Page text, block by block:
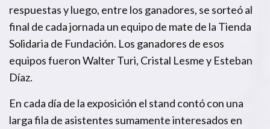
respuestas y luego, entre los ganadores, se sorteó al
final de cada jornada un equipo de mate de la Tienda
Solidaria de Fundación. Los ganadores de esos
equipos fueron Walter Turi, Cristal Lesme y Esteban
Díaz.
En cada día de la exposición el stand contó con una
larga fila de asistentes sumamente interesados en